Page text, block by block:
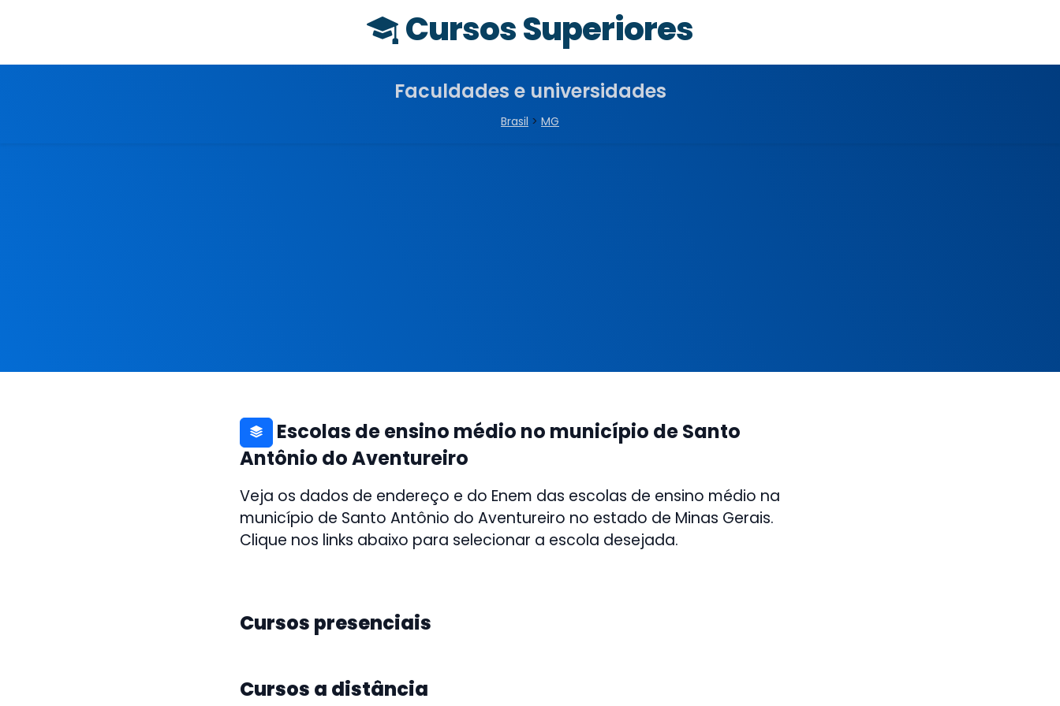
Cursos Superiores
Faculdades e universidades
Brasil > MG
Escolas de ensino médio no município de Santo
Antônio do Aventureiro
Veja os dados de endereço e do Enem das escolas de ensino médio na
município de Santo Antônio do Aventureiro no estado de Minas Gerais.
Clique nos links abaixo para selecionar a escola desejada.
Cursos presenciais
Cursos a distância